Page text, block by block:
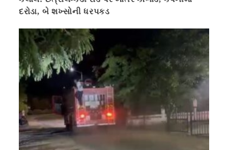
દરોડા, બે શખ્સોની ધરપકડ